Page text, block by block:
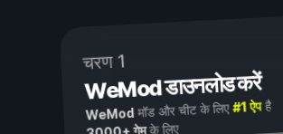
चरण 1
WeMod डाउनलोड करें
WeMod मॉड और चीट के लिए#1 ऐपहै
के लिए